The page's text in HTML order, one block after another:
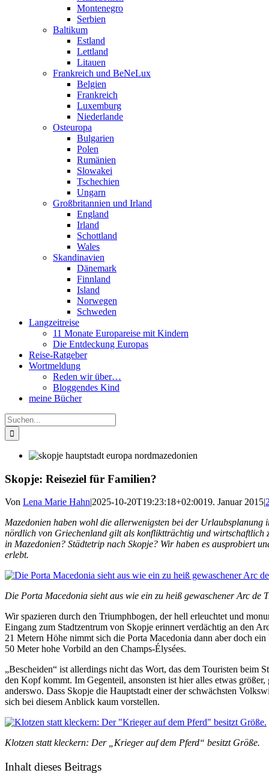
Montenegro
Serbien
Baltikum
Estland
Lettland
Litauen
Frankreich und BeNeLux
Belgien
Frankreich
Luxemburg
Niederlande
Osteuropa
Bulgarien
Polen
Rumänien
Slowakei
Tschechien
Ungarn
Großbritannien und Irland
England
Irland
Schottland
Wales
Skandinavien
Dänemark
Finnland
Island
Norwegen
Schweden
Langzeitreise
11 Monate Europareise mit Kindern
Die Entdeckung Europas
Reise-Ratgeber
Wortmeldung
Reden wir über…
Bloggendes Kind
meine Bücher
Suche
nach:
Skopje: Reiseziel für Familien?
Von Lena Marie Hahn|2025-10-20T19:23:18+02:0019. Januar 2015|
Mazedonien haben wohl die allerwenigsten bei der
nördlich von Griechenland gilt als konfliktträchtig und wirtschaftlich
in Mazedonien? Städtetrip nach Skopje? Wir haben es ausprobiert
erlebt.
Die Porta Macedonia sieht aus wie ein zu heiß gewaschener Arc de
Wir spazieren durch den Triumphbogen, der hell erleuchtet und
Eingang zum Stadtzentrum von Skopje erinnert verdächtig an den
21 Metern Höhe nimmt sich die Porta Macedonia dann aber doch ein
50 Meter hohe Vorbild an den Champs-Élysées.
„Bescheiden“ ist allerdings nicht das Wort, das dem Touristen beim
den Kopf kommt. Im Gegenteil, ansonsten ist hier alles etwas
anderswo. Dass Skopje die Hauptstadt einer der schwächsten
sich bei diesem Anblick kaum vorstellen.
Klotzen statt kleckern: Der „Krieger auf dem Pferd“ besitzt Größe.
Inhalt dieses Beitrags